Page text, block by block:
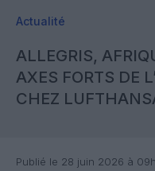
Actualité
ALLEGRIS,
AXES FORTS DE
CHEZ
Publié le 28 juin 2026 à